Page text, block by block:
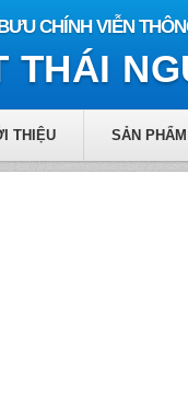
CHÍNH VIỄN
THÁI
THIỆU SẢN